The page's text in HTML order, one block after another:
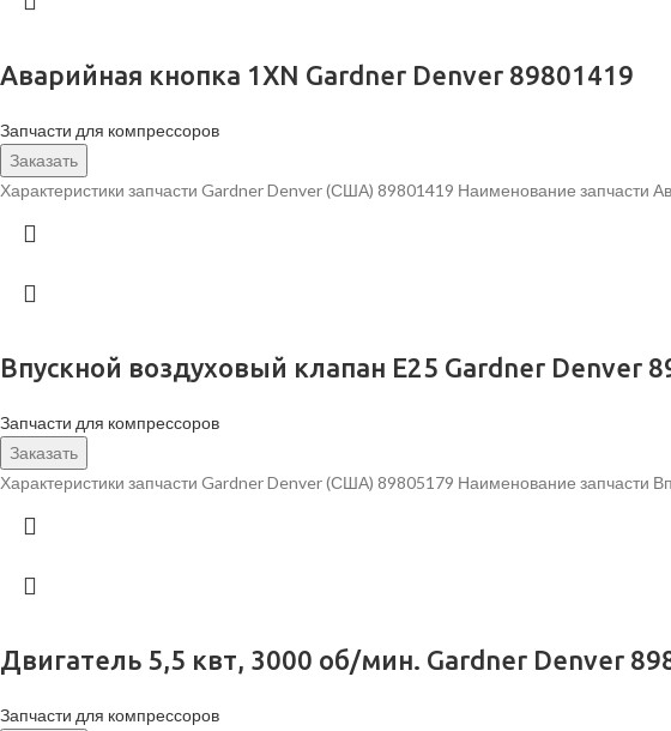
Аварийная кнопка 1XN Gardner Denver 89801419
Запчасти для компрессоров
Заказать
Характеристики запчасти Gardner Denver (США) 89801419 Наименование запчасти
Впускной воздуховый клапан E25 Gardner Denver
Запчасти для компрессоров
Заказать
Характеристики запчасти Gardner Denver (США) 89805179 Наименование запчасти
Двигатель 5,5 квт, 3000 об/мин. Gardner Denver
Запчасти для компрессоров